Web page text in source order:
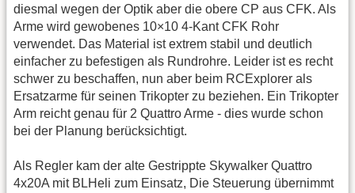
diesmal wegen der Optik aber die obere CP aus CFK. Als
Arme wird gewobenes 10×10 4-Kant CFK Rohr
verwendet. Das Material ist extrem stabil und deutlich
einfacher zu befestigen als Rundrohre. Leider ist es recht
schwer zu beschaffen, nun aber beim RCExplorer als
Ersatzarme für seinen Trikopter zu beziehen. Ein Trikopter
Arm reicht genau für 2 Quattro Arme - dies wurde schon
bei der Planung berücksichtigt.
Als Regler kam der alte Gestrippte Skywalker Quattro
4x20A mit BLHeli zum Einsatz, Die Steuerung übernimmt